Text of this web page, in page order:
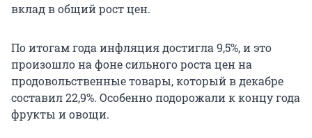
вклад в общий рост цен.
По итогам года инфляция достигла 9,5%, и это
произошло на фоне сильного роста цен на
продовольственные товары, который в декабре
составил 22,9%. Особенно подорожали к концу года
фрукты и овощи.